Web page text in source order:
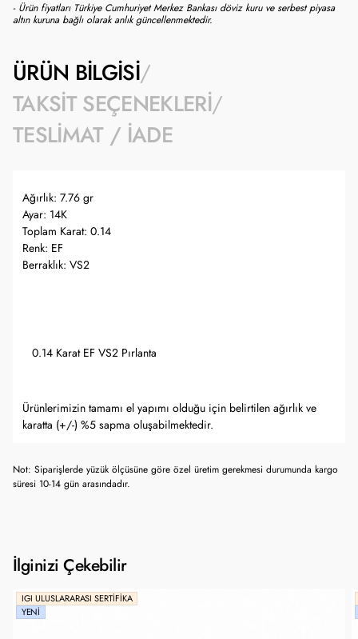
- Ürün fiyatları Türkiye Cumhuriyet Merkez Bankası döviz kuru ve serbest piyasa
altın kuruna bağlı olarak anlık güncellenmektedir.
ÜRÜN BILGISI
TAKSIT SEÇENEKLERI
TESLIMAT / İADE
Ağırlık: 7.76 gr
Ayar: 14K
Toplam Karat: 0.14
Renk: EF
Berraklık: VS2
0.14 Karat EF VS2 Pırlanta
Ürünlerimizin tamamı el yapımı olduğu için belirtilen ağırlık ve
karatta (+/-) %5 sapma oluşabilmektedir.
Not: Siparişlerde yüzük ölçüsüne göre özel üretim gerekmesi durumunda kargo
süresi 10-14 gün arasındadır.
İlginizi Çekebilir
IGI ULUSLARARASI SERTIFIKA
YENI